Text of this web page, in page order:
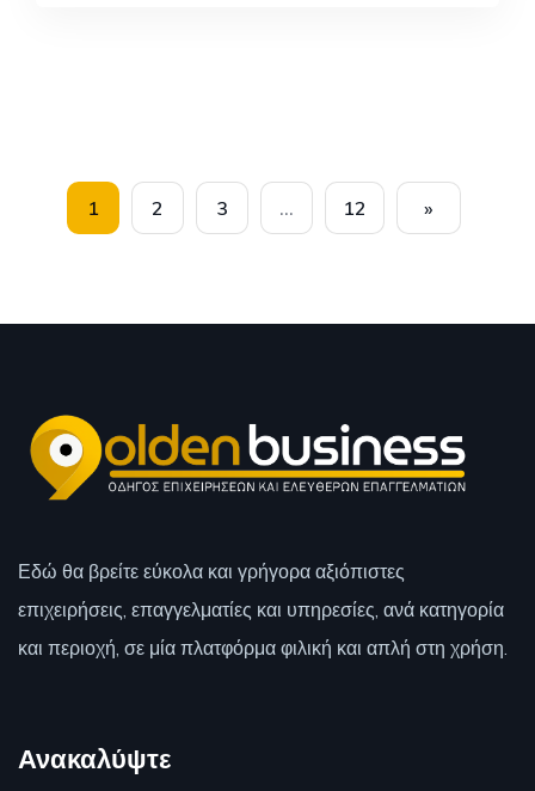
1 2 3 … 12 »
Εδώ θα βρείτε εύκολα και γρήγορα αξιόπιστες
επιχειρήσεις, επαγγελματίες και υπηρεσίες, ανά κατηγορία
και περιοχή, σε μία πλατφόρμα φιλική και απλή στη χρήση.
Ανακαλύψτε